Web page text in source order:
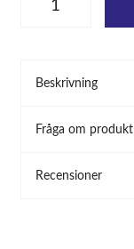
Beskrivning
Fråga om produkt
Recensioner